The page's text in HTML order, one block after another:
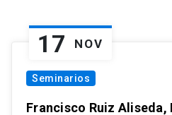
17 NOV
Seminarios
Francisco Ruiz Aliseda,